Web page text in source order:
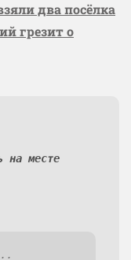
два посёлка
грезит о
на месте